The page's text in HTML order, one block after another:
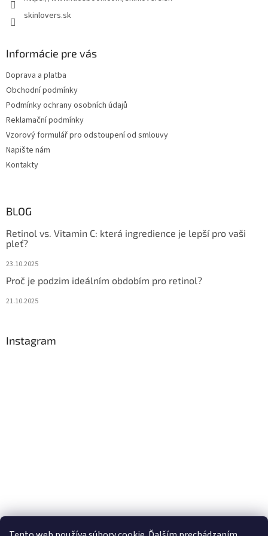
skinlovers.sk
Informácie pre vás
Doprava a platba
Obchodní podmínky
Podmínky ochrany osobních údajů
Reklamační podmínky
Vzorový formulář pro odstoupení od smlouvy
Napište nám
Kontakty
BLOG
Retinol vs. Vitamin C: která ingredience je lepší pro vaši
pleť?
23.10.2025
Proč je podzim ideálním obdobím pro retinol?
21.10.2025
Instagram